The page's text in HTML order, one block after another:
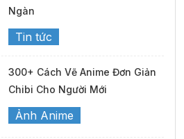
Ngàn
Tin tức
300+ Cách Vẽ Anime Đơn Giản
Chibi Cho Người Mới
Ảnh Anime